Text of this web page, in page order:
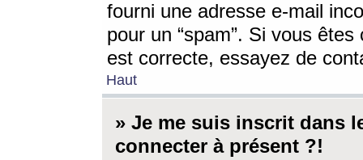
fourni une adresse e-mail
pour un “spam”. Si vous
est correcte, essayez de
Haut
» Je me suis inscrit dans
connecter à présent ?!